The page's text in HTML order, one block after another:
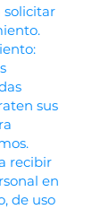
solicitar
sus
recibir
en
de uso